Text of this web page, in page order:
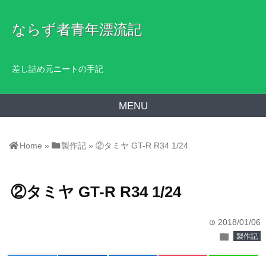
ならず者青年漂流記
差し詰め元ニートの手記
MENU
Home » 製作記 »②タミヤ GT-R R34 1/24
②タミヤ GT-R R34 1/24
time 2018/01/06
folder 製作記